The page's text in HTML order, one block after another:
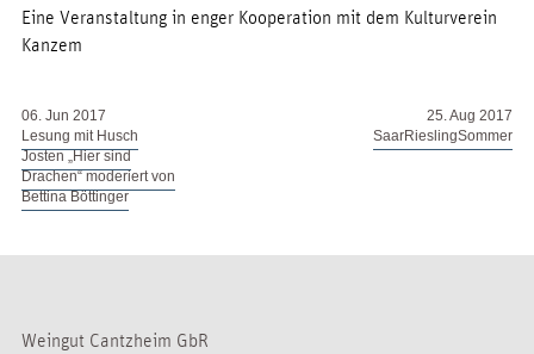
Eine Veranstaltung in enger Kooperation mit dem Kulturverein
Kanzem
06. Jun 2017
Lesung mit Husch
Josten „Hier sind
Drachen“ moderiert von
Bettina Böttinger
25. Aug 2017
SaarRieslingSommer
Weingut Cantzheim GbR